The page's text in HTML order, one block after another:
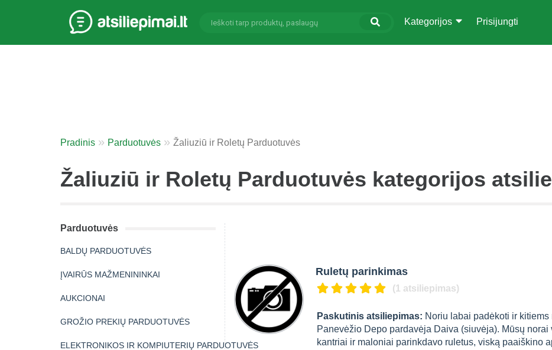
Kategorijos Prisijungti
Pradinis Parduotuvės Žaliuziū ir Roletų Parduotuvės
Žaliuziū ir Roletų Parduotuvės kategorijos
Parduotuvės
BALDŲ PARDUOTUVĖS
ĮVAIRŪS MAŽMENININKAI
AUKCIONAI
GROŽIO PREKIŲ PARDUOTUVĖS
ELEKTRONIKOS IR KOMPIUTERIŲ PARDUOTUVĖS
Ruletų parinkimas
(1 atsiliepimas)
Paskutinis atsiliepimas: Noriu labai padėkoti ir kitiems
Panevėžio Depo pardavėja Daiva (siuvėja). Mūsų norai
kantriai ir maloniai parinkdavo ruletus, viską paaiškino